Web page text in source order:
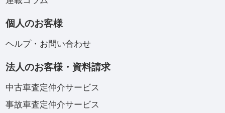
個人のお客様
ヘルプ・お問い合わせ
法人のお客様・資料請求
中古車査定仲介サービス
事故車査定仲介サービス